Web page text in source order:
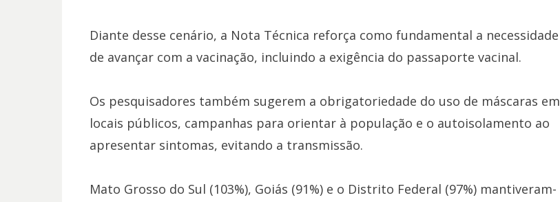
Diante desse cenário, a Nota Técnica reforça como fundamental a necessidade
de avançar com a vacinação, incluindo a exigência do passaporte vacinal.
Os pesquisadores também sugerem a obrigatoriedade do uso de máscaras em
locais públicos, campanhas para orientar à população e o autoisolamento ao
apresentar sintomas, evitando a transmissão.
Mato Grosso do Sul (103%), Goiás (91%) e o Distrito Federal (97%) mantiveram-